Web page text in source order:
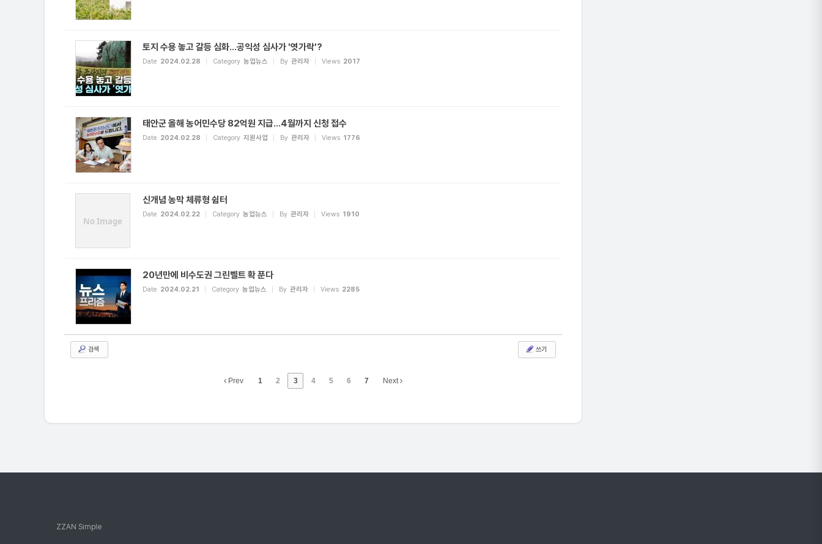
토지 수용 놓고 갈등 심화...공익성 심사가 '엿가락'?
Date 2024.02.28 Category 농업뉴스 By 관리자 Views 2017
태안군 올해 농어민수당 82억원 지급…4월까지 신청 접수
Date 2024.02.28 Category 지원사업 By 관리자 Views 1776
No Image
신개념 농막 체류형 쉼터
Date 2024.02.22 Category 농업뉴스 By 관리자 Views 1910
20년만에 비수도권 그린벨트 확 푼다
Date 2024.02.21 Category 농업뉴스 By 관리자 Views 2285
검색 쓰기
Prev 1 2 3 4 5 6 7 Next
ZZAN Simple